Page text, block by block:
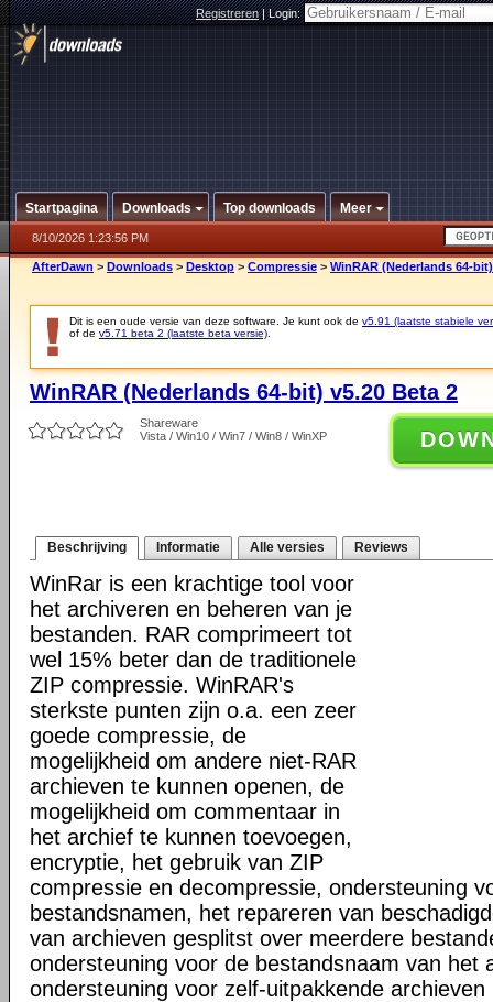
Registreren|Login:
Startpagina Downloads Top downloads Meer
8/10/2026 1:23:56 PM
AfterDawn > Downloads > Desktop > Compressie > WinRAR (Nederlands 64-
Dit is een oude versie van deze software. Je kunt ook de v5.91 (laatste stabiele
of de v5.71 beta 2 (laatste beta versie)
WinRAR (Nederlands 64-bit) v5.20 Beta 2
Shareware
Vista / Win10 / Win7 / Win8 / WinXP
Beschrijving Informatie Alle versies Reviews
WinRar is een krachtige tool voor
het archiveren en beheren van je
bestanden. RAR comprimeert tot
wel 15% beter dan de traditionele
ZIP compressie. WinRAR's
sterkste punten zijn o.a. een zeer
goede compressie, de
mogelijkheid om andere niet-RAR
archieven te kunnen openen, de
mogelijkheid om commentaar in
het archief te kunnen toevoegen,
encryptie, het gebruik van ZIP
compressie en decompressie, ondersteuning
bestandsnamen, het repareren van
van archieven gesplitst over meerdere
ondersteuning voor de bestandsnaam van het
ondersteuning voor zelf-uitpakkende archieven